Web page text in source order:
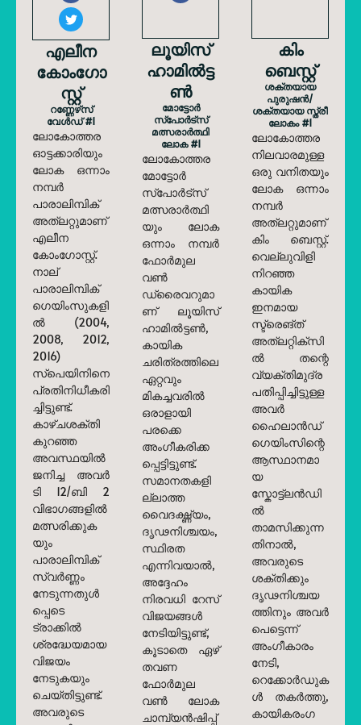
എലീന
കോംഗോ
സ്റ്റ്
റണ്ണേഴ്‌സ്
വേൾഡ് #1
ലോകോത്തര
ഓട്ടക്കാരിയും
ലോക ഒന്നാം
നമ്പർ
പാരാലിമ്പിക്
അത്‌ലറ്റുമാണ്
എലീന
കോംഗോസ്റ്റ്.
നാല്
പാരാലിമ്പിക്
ഗെയിംസുകളി
ൽ (2004,
2008, 2012,
2016)
സ്‌പെയിനിനെ
പ്രതിനിധീകരി
ച്ചിട്ടുണ്ട്.
കാഴ്ചശക്തി
കുറഞ്ഞ
അവസ്ഥയിൽ
ജനിച്ച അവർ
ടി 12/ബി 2
വിഭാഗങ്ങളിൽ
മത്സരിക്കുക
യും
പാരാലിമ്പിക്
സ്വർണ്ണം
നേടുന്നതുൾ
പ്പെടെ
ട്രാക്കിൽ
ശ്രദ്ധേയമായ
വിജയം
നേടുകയും
ചെയ്തിട്ടുണ്ട്.
അവരുടെ
ലൂയിസ്
ഹാമിൽട്ട
ൺ
മോട്ടോർ
സ്പോർട്സ്
മത്സരാർത്ഥി
ലോക #1
ലോകോത്തര
മോട്ടോർ
സ്പോർട്സ്
മത്സരാർത്ഥി
യും ലോക
ഒന്നാം നമ്പർ
ഫോർമുല
വൺ
ഡ്രൈവറുമാ
ണ് ലൂയിസ്
ഹാമിൽട്ടൺ,
കായിക
ചരിത്രത്തിലെ
ഏറ്റവും
മികച്ചവരിൽ
ഒരാളായി
പരക്കെ
അംഗീകരിക്ക
പ്പെട്ടിട്ടുണ്ട്.
സമാനതകളി
ല്ലാത്ത
വൈദഗ്ദ്ധ്യം,
ദൃഢനിശ്ചയം,
സ്ഥിരത
എന്നിവയാൽ,
അദ്ദേഹം
നിരവധി റേസ്
വിജയങ്ങൾ
നേടിയിട്ടുണ്ട്,
കൂടാതെ ഏഴ്
തവണ
ഫോർമുല
വൺ ലോക
ചാമ്പ്യൻഷിപ്പ്
കിം
ബെസ്റ്റ്
ശക്തയായ
പുരുഷൻ/
ശക്തയായ സ്ത്രീ
ലോകം #1
ലോകോത്തര
നിലവാരമുള്ള
ഒരു വനിതയും
ലോക ഒന്നാം
നമ്പർ
അത്‌ലറ്റുമാണ്
കിം ബെസ്റ്റ്.
വെല്ലുവിളി
നിറഞ്ഞ
കായിക
ഇനമായ
സ്ട്രെങ്ത്
അത്‌ലറ്റിക്സി
ൽ തന്റെ
വ്യക്തിമുദ്ര
പതിപ്പിച്ചിട്ടുള്ള
അവർ
ഹൈലാൻഡ്
ഗെയിംസിന്റെ
ആസ്ഥാനമാ
യ
സ്കോട്ട്‌ലൻഡി
ൽ
താമസിക്കുന്ന
തിനാൽ,
അവരുടെ
ശക്തിക്കും
ദൃഢനിശ്ചയ
ത്തിനും അവർ
പെട്ടെന്ന്
അംഗീകാരം
നേടി,
റെക്കോർഡുക
ൾ തകർത്തു,
കായികരംഗ